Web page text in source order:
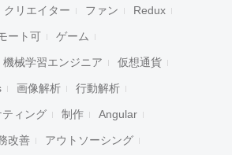
クリエイター ファン Redux
ート可 ゲーム
機械学習エンジニア 仮想通貨
画像解析 行動解析
ティング 制作 Angular
改善 アウトソーシング